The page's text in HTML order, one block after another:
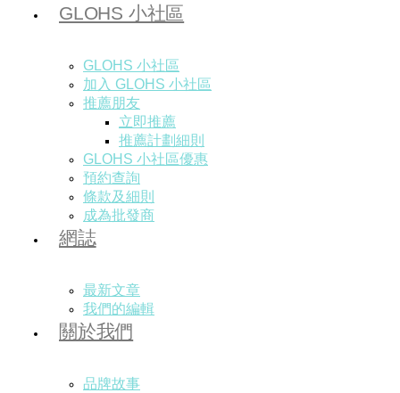
GLOHS 小社區
GLOHS 小社區
加入 GLOHS 小社區
推薦朋友
立即推薦
推薦計劃細則
GLOHS 小社區優惠
預約查詢
條款及細則
成為批發商
網誌
最新文章
我們的編輯
關於我們
品牌故事